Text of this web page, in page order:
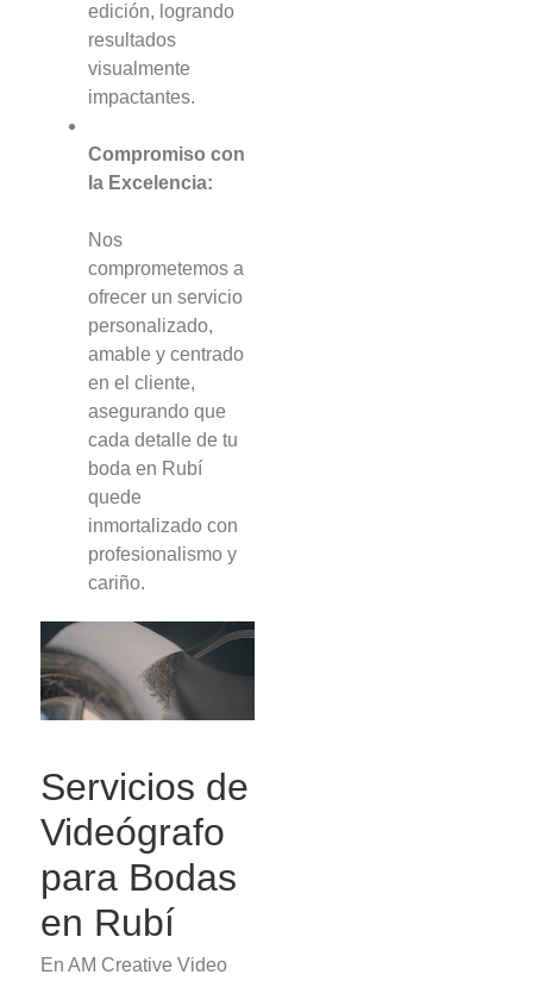
edición, logrando
resultados
visualmente
impactantes.
Compromiso con
la Excelencia:
Nos
comprometemos a
ofrecer un servicio
personalizado,
amable y centrado
en el cliente,
asegurando que
cada detalle de tu
boda en Rubí
quede
inmortalizado con
profesionalismo y
cariño.
Servicios de
Videógrafo
para Bodas
en Rubí
En AM Creative Video